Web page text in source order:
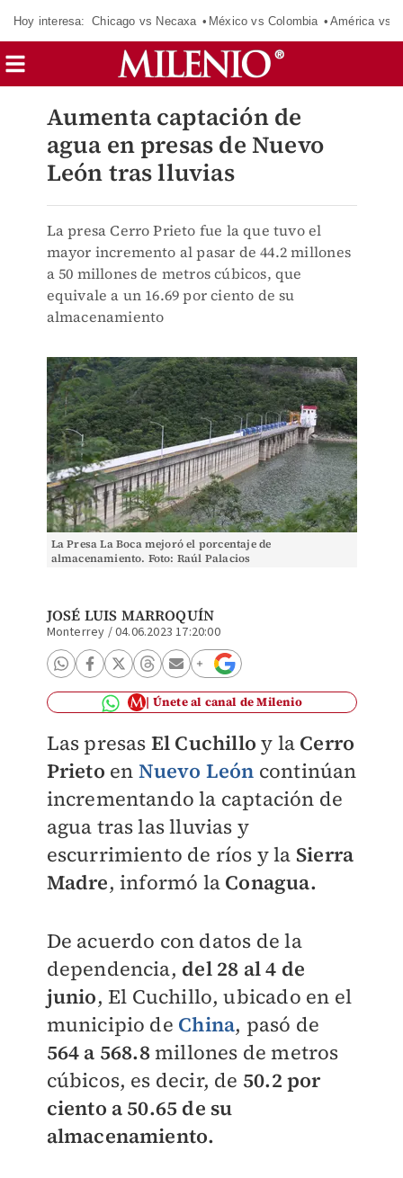
Hoy interesa: Chicago vs Necaxa México vs Colombia América vs
Aumenta captación de
agua en presas de Nuevo
León tras lluvias
La presa Cerro Prieto fue la que tuvo el
mayor incremento al pasar de 44.2 millones
a 50 millones de metros cúbicos, que
equivale a un 16.69 por ciento de su
almacenamiento
La Presa La Boca mejoró el porcentaje de
almacenamiento. Foto: Raúl Palacios
JOSÉ LUIS MARROQUÍN
Monterrey /04.06.2023 17:20:00
Únete al canal de Milenio
Las presas El Cuchillo y la Cerro
Prieto en Nuevo León continúan
incrementando la captación de
agua tras las lluvias y
escurrimiento de ríos y la Sierra
Madre, informó la Conagua.
De acuerdo con datos de la
dependencia, del 28 al 4 de
junio, El Cuchillo, ubicado en el
municipio de China, pasó de
564 a 568.8millones de metros
cúbicos, es decir, de 50.2 por
ciento a 50.65 de su
almacenamiento.